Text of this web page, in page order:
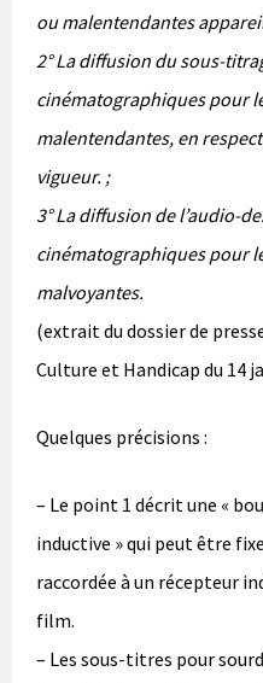
ou malentendantes
2° La diffusion du sous-
cinématographiques pour
malentendantes, en
vigueur. ;
3° La diffusion de l’audio-
cinématographiques pour
malvoyantes.
(extrait du dossier de
Culture et Handicap du 14
Quelques précisions :
– Le point 1 décrit une «
inductive » qui peut être
raccordée à un récepteur
film.
– Les sous-titres pour